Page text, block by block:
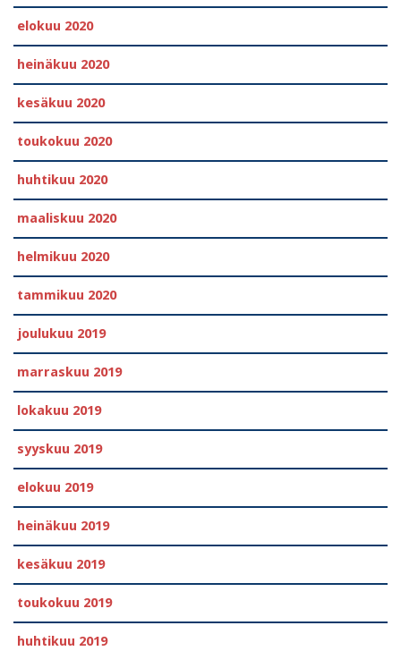
elokuu 2020
heinäkuu 2020
kesäkuu 2020
toukokuu 2020
huhtikuu 2020
maaliskuu 2020
helmikuu 2020
tammikuu 2020
joulukuu 2019
marraskuu 2019
lokakuu 2019
syyskuu 2019
elokuu 2019
heinäkuu 2019
kesäkuu 2019
toukokuu 2019
huhtikuu 2019